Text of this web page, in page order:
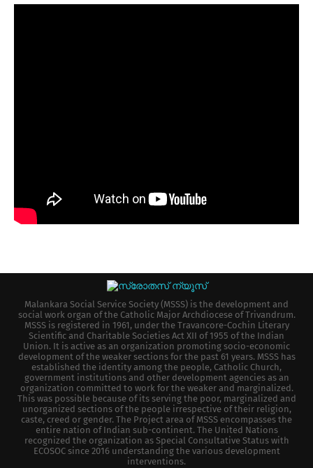
Malankara Social Service Society (MSSS) is the development and
social work organ of the Catholic Major Archdiocese of Trivandrum.
MSSS is registered in 1961, under the Travancore-Cochin Literary
Scientific and Charitable Societies Act XII of 1955 of the Indian
Union. It is active as an organization promoting socio-economic
development of the weaker sections for the past 61 years. MSSS has
established the identity among the people, Catholic Church,
government institutions and other development agencies as an
organization committed to work for the weaker and marginalized.
This was possible because of its serving the poor, marginalized and
unorganized sections of the people irrespective of their religion,
caste, creed or gender. The Project area of MSSS encompasses the
entire nation of Indian sub-continent. The United Nations
recognized the organization as Special Consultative Status with
ECOSOC since 2016 understanding the various development
interventions.